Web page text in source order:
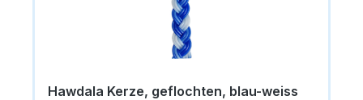
Hawdala Kerze, geflochten, blau-weiss